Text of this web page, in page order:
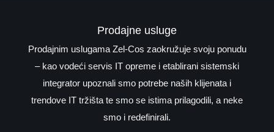
Prodajne usluge
Prodajnim uslugama Zel-Cos zaokružuje svoju ponudu
– kao vodeći servis IT opreme i etablirani sistemski
integrator upoznali smo potrebe naših klijenata i
trendove IT tržišta te smo se istima prilagodili, a neke
smo i redefinirali.